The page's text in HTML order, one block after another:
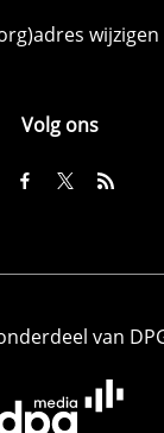
wijzigen
Volg ons
van